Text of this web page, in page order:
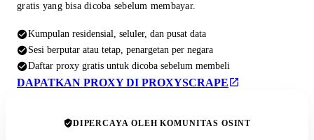
gratis yang bisa dicoba sebelum membayar.
Kumpulan residensial, seluler, dan pusat data
Sesi berputar atau tetap, penargetan per negara
Daftar proxy gratis untuk dicoba sebelum membeli
DAPATKAN PROXY DI PROXYSCRAPE
DIPERCAYA OLEH KOMUNITAS OSINT